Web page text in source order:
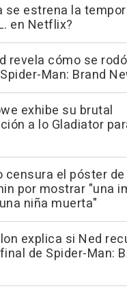
se estrena la
en Netflix?
revela cómo se
Man: Brand
exhibe su brutal
a lo Gladiator
censura el póster
por mostrar "una
niña muerta"
explica si Ned
de Spider-Man: